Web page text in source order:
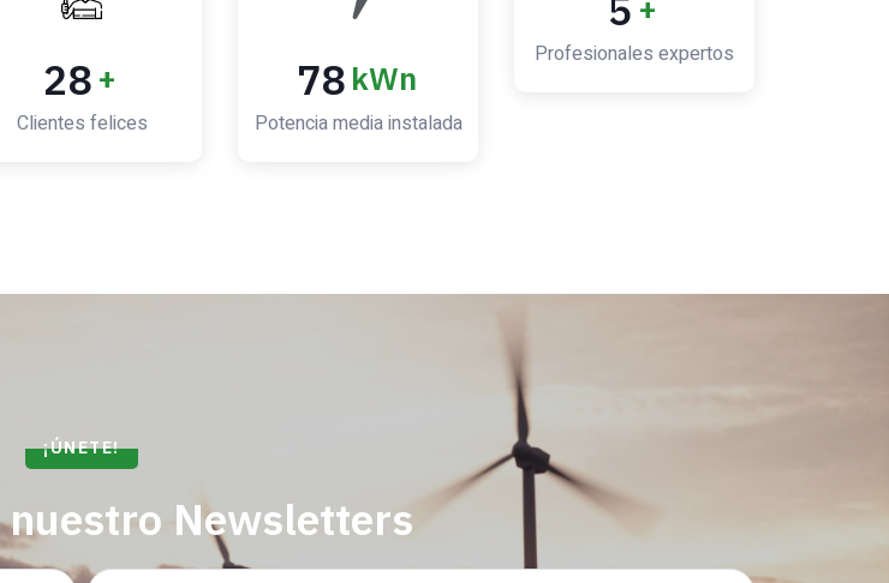
30 +
Clientes felices
85 kWn
Potencia media instalada
+
Profesionales expertos
¡ÚNETE!
Newsletters